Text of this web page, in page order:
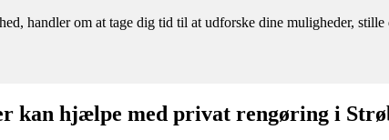
handler om at tage dig tid til at udforske dine muligheder,
kan hjælpe med privat rengøring i